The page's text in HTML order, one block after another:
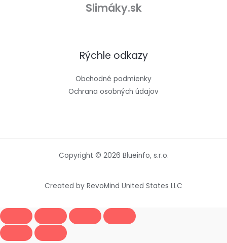
Slimáky.sk
Rýchle odkazy
Obchodné podmienky
Ochrana osobných údajov
Copyright © 2026 Blueinfo, s.r.o.
Created by RevoMind United States LLC